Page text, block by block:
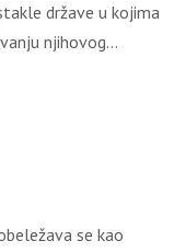
države u kojima
njihovog…
se kao